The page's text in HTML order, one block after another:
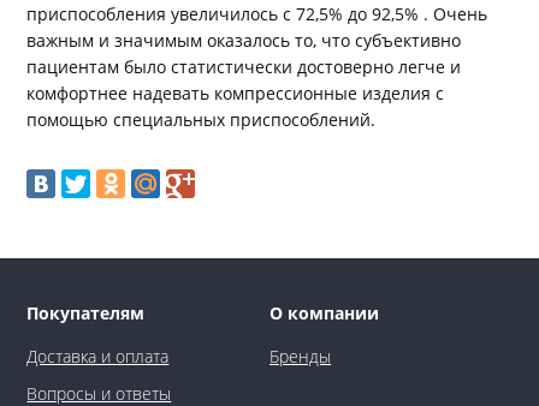
приспособления увеличилось с 72,5% до 92,5% . Очень
важным и значимым оказалось то, что субъективно
пациентам было статистически достоверно легче и
комфортнее надевать компрессионные изделия с
помощью специальных приспособлений.
Покупателям
Доставка и оплата
Вопросы и ответы
О компании
Бренды